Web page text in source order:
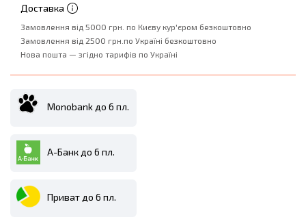
Доставка
Замовлення від 5000 грн. по Києву кур'єром безкоштовно
Замовлення від 2500 грн.по Україні безкоштовно
Нова пошта — згідно тарифів по Україні
Monobank до 6 пл.
А-Банк до 6 пл.
Приват до 6 пл.